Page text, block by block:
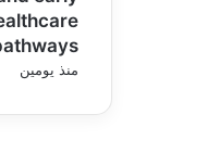
منذ يومين